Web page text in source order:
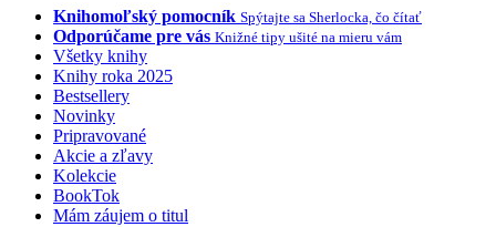
Knihomoľský pomocník Spýtajte sa Sherlocka, čo čítať
Odporúčame pre vás Knižné tipy ušité na mieru vám
Všetky knihy
Knihy roka 2025
Bestsellery
Novinky
Pripravované
Akcie a zľavy
Kolekcie
BookTok
Mám záujem o titul